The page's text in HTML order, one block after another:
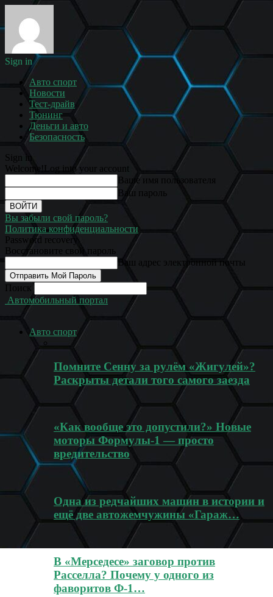
Sign in
Авто спорт
Новости
Тест-драйв
Тюнинг
Деньги и авто
Безопасность
Sign in
Welcome! Log into your account
Ваше имя пользователя
Ваш пароль
Вы забыли свой пароль?
Политика конфиденциальности
Password recovery
Восстановите свой пароль
Ваш адрес электронной почты
Поиск
Автомобильный портал
Авто спорт
Помните Сенну за рулём «Жигулей»?
Раскрыты детали того самого заезда
«Как вообще это допустили?» Новые
моторы Формулы-1 — просто
вредительство
Одна из редчайших машин в истории и
ещё две автожемчужины «Гараж…
В «Мерседесе» заговор против
Расселла? Почему у одного из
фаворитов Ф-1…